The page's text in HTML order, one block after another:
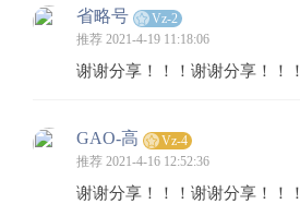
省略号 Vz-2
推荐 2021-4-19 11:18:06
谢谢分享！！！谢谢分享！！！
GAO-高 Vz-4
推荐 2021-4-16 12:52:36
谢谢分享！！！谢谢分享！！！